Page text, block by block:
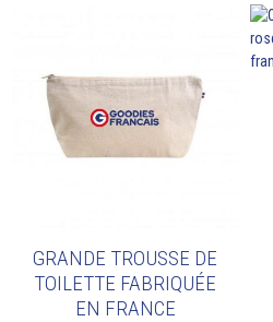
GRANDE TROUSSE DE
TOILETTE FABRIQUÉE
EN FRANCE